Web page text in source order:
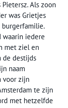
Als zoon
was Grietjes
burgerfamilie.
waarin iedere
met ziel en
de destijds
naam
voor zijn
te zijn
met hetzelfde